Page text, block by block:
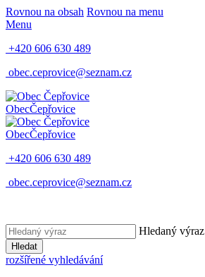
Rovnou na obsah Rovnou na menu
Menu
+420 606 630 489
obec.ceprovice@seznam.cz
ObecČepřovice
ObecČepřovice
+420 606 630 489
obec.ceprovice@seznam.cz
Hledaný výraz
Hledat
rozšířené vyhledávání